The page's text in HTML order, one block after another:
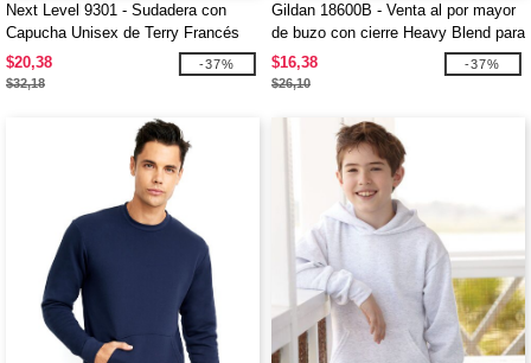
Next Level 9301 - Sudadera con
Capucha Unisex de Terry Francés
$20,38
$32,18
-37%
Gildan 18600B - Venta al por mayor
de buzo con cierre Heavy Blend para
niños
$16,38
$26,10
-37%